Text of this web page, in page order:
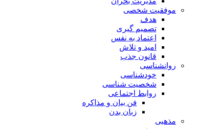
موفقیت شخصی
هدف
تصمیم گیری
اعتماد به نفس
امید و تلاش
قانون جذب
روانشناسی
خودشناسی
شخصیت شناسی
روابط اجتماعی
فن بیان و مذاکره
زبان بدن
مذهبی